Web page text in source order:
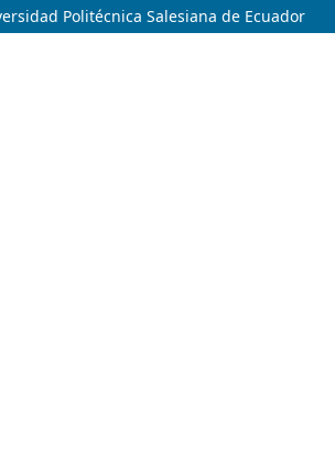
Politécnica Salesiana de Ecuador